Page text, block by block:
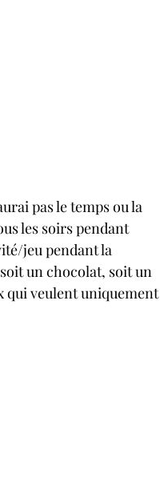
pas le temps ou la
les soirs pendant
jeu pendant la
un chocolat, soit un
qui veulent uniquement